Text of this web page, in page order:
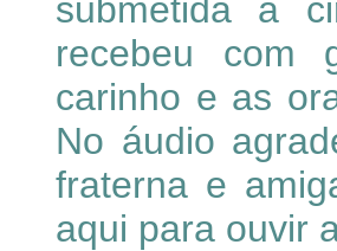
submetida a
recebeu com
carinho e as
No áudio
fraterna e
aqui para ouvir